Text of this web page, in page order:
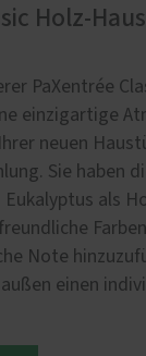
Holz-
PaXentrée
einzigartige
neuen
Sie haben
als
Note
einen